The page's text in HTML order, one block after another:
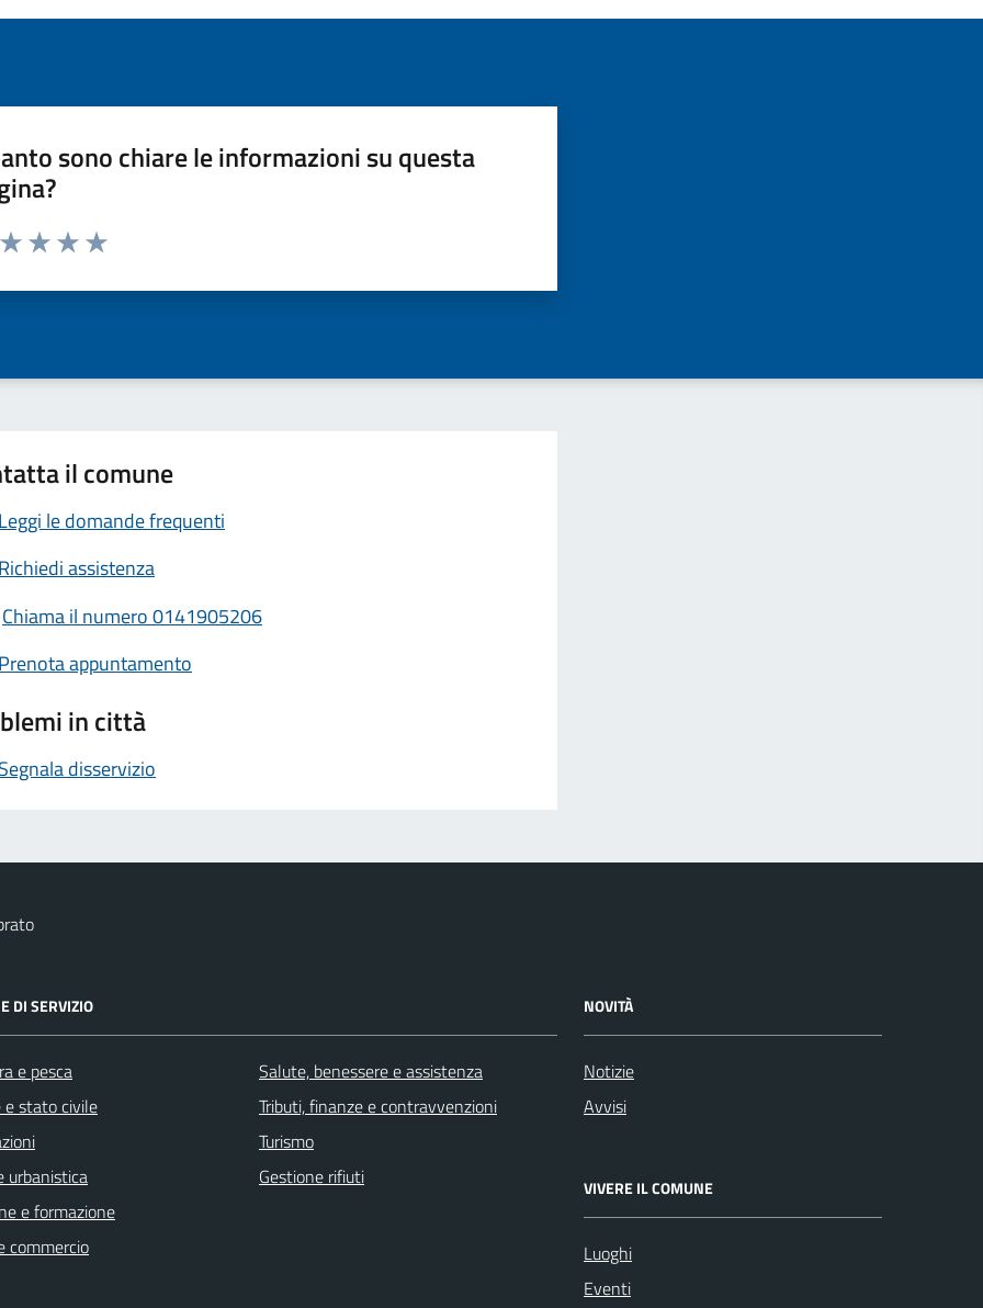
sono chiare le informazioni su questa
da 1 a 5 stelle la pagina
il comune
le domande frequenti
assistenza
Chiama il numero 0141905206
appuntamento
in città
disservizio
DI SERVIZIO
e pesca
e stato civile
urbanistica
e formazione
commercio
Salute, benessere e assistenza
Tributi, finanze e contravvenzioni
Turismo
Gestione rifiuti
NOVITÀ
Notizie
Avvisi
VIVERE IL COMUNE
Luoghi
Eventi